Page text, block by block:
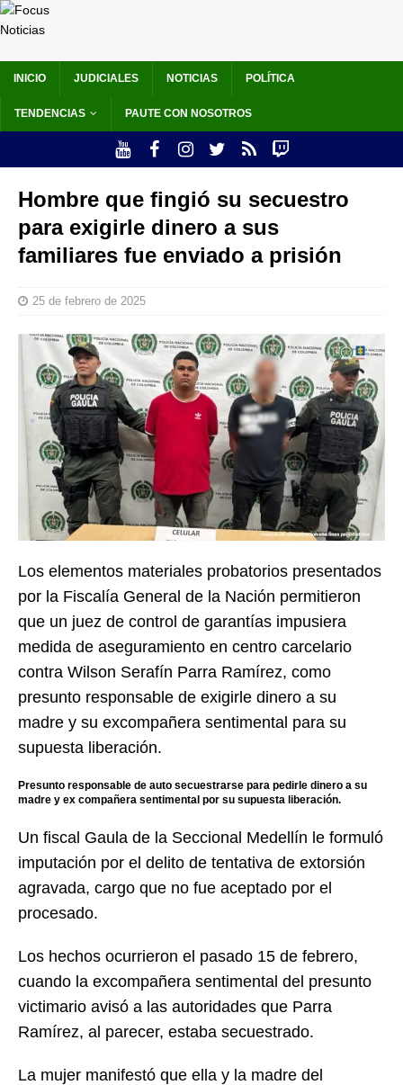
INICIO JUDICIALES NOTICIAS POLÍTICA
TENDENCIAS PAUTE CON NOSOTROS
Hombre que fingió su secuestro
para exigirle dinero a sus
familiares fue enviado a prisión
25 de febrero de 2025
Los elementos materiales probatorios presentados
por la Fiscalía General de la Nación permitieron
que un juez de control de garantías impusiera
medida de aseguramiento en centro carcelario
contra Wilson Serafín Parra Ramírez, como
presunto responsable de exigirle dinero a su
madre y su excompañera sentimental para su
supuesta liberación.
Presunto responsable de auto secuestrarse para pedirle dinero a su
madre y ex compañera sentimental por su supuesta liberación.
Un fiscal Gaula de la Seccional Medellín le formuló
imputación por el delito de tentativa de extorsión
agravada, cargo que no fue aceptado por el
procesado.
Los hechos ocurrieron el pasado 15 de febrero,
cuando la excompañera sentimental del presunto
victimario avisó a las autoridades que Parra
Ramírez, al parecer, estaba secuestrado.
La mujer manifestó que ella y la madre del